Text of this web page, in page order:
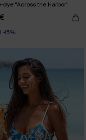
dye "Across the Harbor"
-15%